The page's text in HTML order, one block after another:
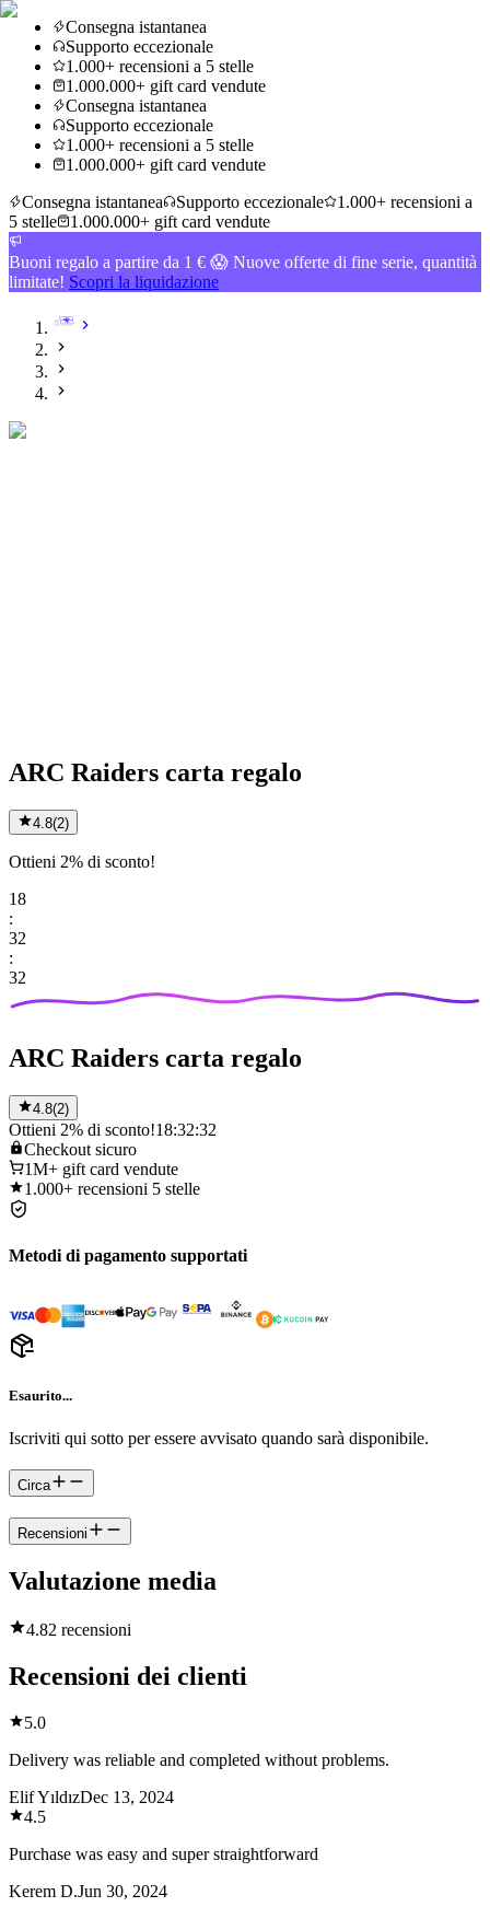
Consegna istantanea
Supporto eccezionale
1.000+ recensioni a 5 stelle
1.000.000+ gift card vendute
Consegna istantanea
Supporto eccezionale
1.000+ recensioni a 5 stelle
1.000.000+ gift card vendute
Consegna istantanea
Supporto eccezionale
1.000+ recensioni a
5 stelle
1.000.000+ gift card vendute
Buoni regalo a partire da 1 € 😱 Nuove offerte di fine serie, quantità
limitate! Scopri la liquidazione
ARC Raiders carta regalo
4.8(2)
Ottieni 2% di sconto!
18
:
32
:
32
ARC Raiders carta regalo
4.8(2)
Ottieni 2% di sconto!18:32:32
Checkout sicuro
1M+ gift card vendute
1.000+ recensioni 5 stelle
Metodi di pagamento supportati
Esaurito...
Iscriviti qui sotto per essere avvisato quando sarà disponibile.
Circa
Recensioni
Valutazione media
4.82 recensioni
Recensioni dei clienti
5.0
Delivery was reliable and completed without problems.
Elif YıldızDec 13, 2024
4.5
Purchase was easy and super straightforward
Kerem D.Jun 30, 2024